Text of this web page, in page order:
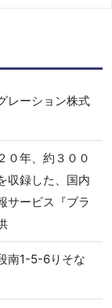
レーション株式
０年、約３００
収録した、国内
サービス『ブラ
南1-5-6りそな